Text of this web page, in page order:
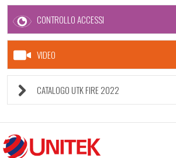
CONTROLLO ACCESSI
VIDEO
CATALOGO UTK FIRE 2022